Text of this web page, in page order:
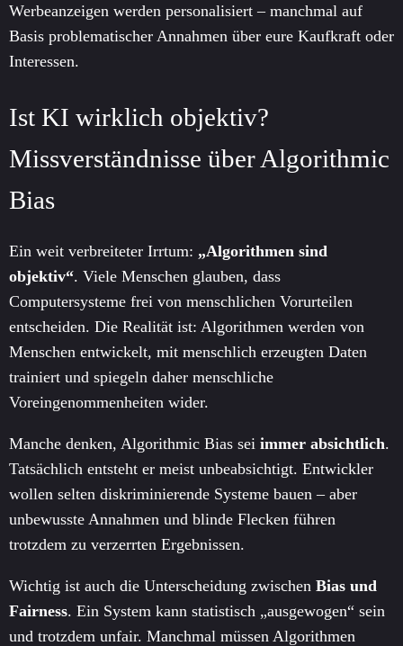
Werbeanzeigen werden personalisiert – manchmal auf
Basis problematischer Annahmen über eure Kaufkraft oder
Interessen.
Ist KI wirklich objektiv?
Missverständnisse über Algorithmic
Bias
Ein weit verbreiteter Irrtum: „Algorithmen sind
objektiv“. Viele Menschen glauben, dass
Computersysteme frei von menschlichen Vorurteilen
entscheiden. Die Realität ist: Algorithmen werden von
Menschen entwickelt, mit menschlich erzeugten Daten
trainiert und spiegeln daher menschliche
Voreingenommenheiten wider.
Manche denken, Algorithmic Bias sei immer absichtlich.
Tatsächlich entsteht er meist unbeabsichtigt. Entwickler
wollen selten diskriminierende Systeme bauen – aber
unbewusste Annahmen und blinde Flecken führen
trotzdem zu verzerrten Ergebnissen.
Wichtig ist auch die Unterscheidung zwischen Bias und
Fairness. Ein System kann statistisch „ausgewogen“ sein
und trotzdem unfair. Manchmal müssen Algorithmen